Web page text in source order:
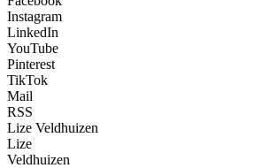
Instagram
LinkedIn
YouTube
Pinterest
TikTok
Mail
RSS
Lize Veldhuizen
Lize
Veldhuizen